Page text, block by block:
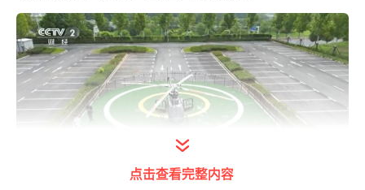
点击查看完整内容